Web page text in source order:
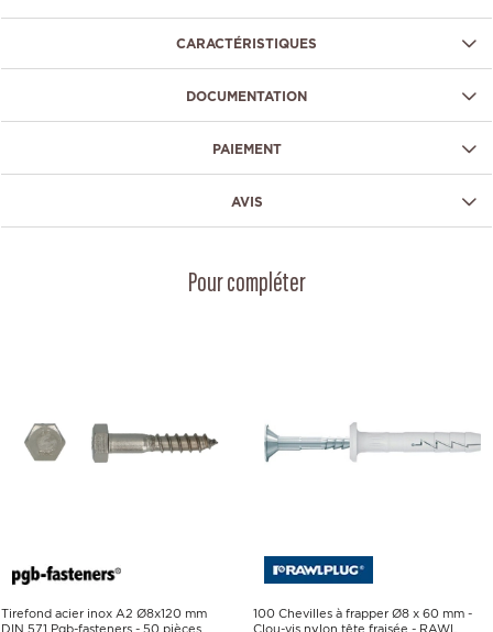
CARACTÉRISTIQUES
DOCUMENTATION
PAIEMENT
AVIS
Pour compléter
Tirefond acier inox A2 Ø8x120 mm
DIN 571 Pgb-fasteners - 50 pièces
100 Chevilles à frapper Ø8 x 60 mm -
Clou-vis nylon tête fraisée - RAWL